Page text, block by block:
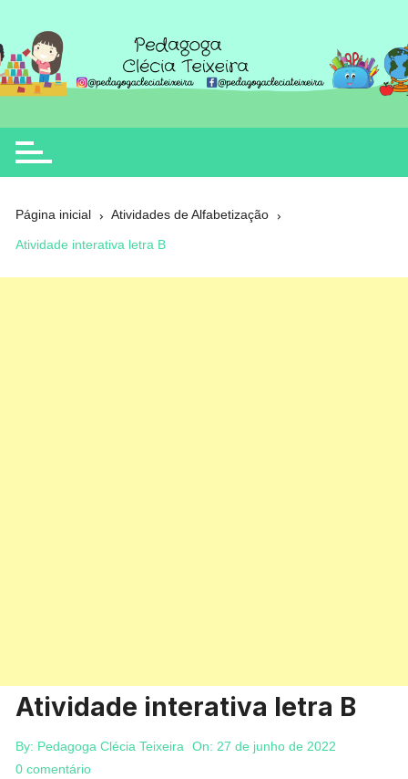
o
conteúdo
Clécia Teixeira
educação
Página inicial Atividades de Alfabetização
Atividade interativa letra B
Atividade interativa letra B
By: Pedagoga Clécia Teixeira On: 27 de junho de 2022
0 comentário